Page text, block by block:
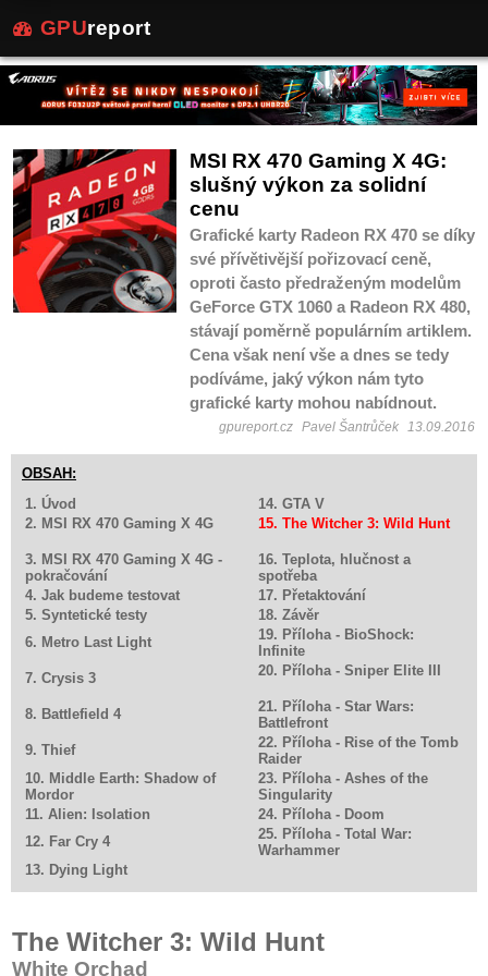
GPUreport
MSI RX 470 Gaming X 4G:
slušný výkon za solidní
cenu
Grafické karty Radeon RX 470 se díky
své přívětivější pořizovací ceně,
oproti často předraženým modelům
GeForce GTX 1060 a Radeon RX 480,
stávají poměrně populárním artiklem.
Cena však není vše a dnes se tedy
podíváme, jaký výkon nám tyto
grafické karty mohou nabídnout.
gpureport.cz Pavel Šantrůček 13.09.2016
OBSAH:
1. Úvod
14. GTA V
2. MSI RX 470 Gaming X 4G
15. The Witcher 3: Wild Hunt
3. MSI RX 470 Gaming X 4G -
pokračování
16. Teplota, hlučnost a
spotřeba
4. Jak budeme testovat
17. Přetaktování
5. Syntetické testy
18. Závěr
6. Metro Last Light
19. Příloha - BioShock:
Infinite
7. Crysis 3
20. Příloha - Sniper Elite III
8. Battlefield 4
21. Příloha - Star Wars:
Battlefront
9. Thief
22. Příloha - Rise of the Tomb
Raider
10. Middle Earth: Shadow of
Mordor
23. Příloha - Ashes of the
Singularity
11. Alien: Isolation
24. Příloha - Doom
12. Far Cry 4
25. Příloha - Total War:
Warhammer
13. Dying Light
The Witcher 3: Wild Hunt
White Orchad